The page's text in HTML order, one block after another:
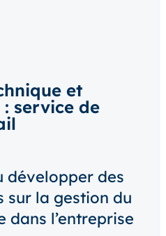
et
service de
développer des
sur la gestion du
dans l’entreprise